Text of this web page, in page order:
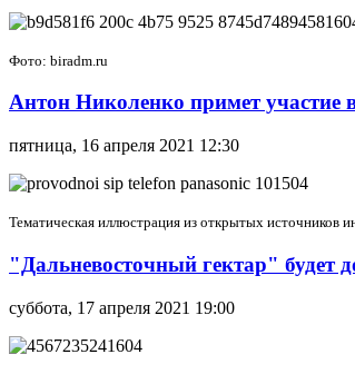
Фото: biradm.ru
Антон Николенко примет участие
пятница, 16 апреля 2021 12:30
Тематическая иллюстрация из открытых источников
"Дальневосточный гектар" будет
суббота, 17 апреля 2021 19:00